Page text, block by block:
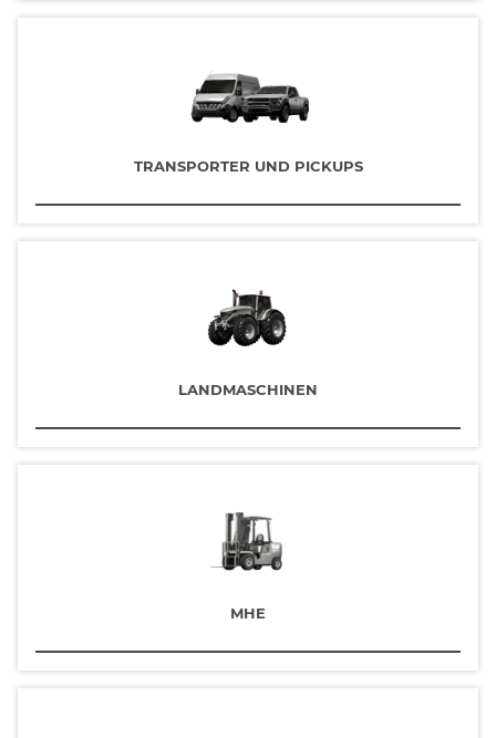
TRANSPORTER UND PICKUPS
LANDMASCHINEN
MHE